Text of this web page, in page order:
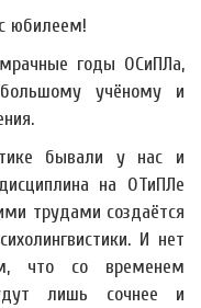
юбилеем!
годы ОСиПЛа,
учёному и
бывали у нас и
на ОТиПЛе
трудами создаётся
И нет
что со временем
лишь сочнее и